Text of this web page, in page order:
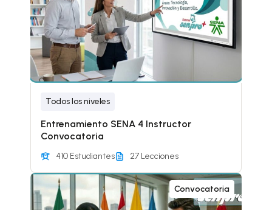
Todos los niveles
Entrenamiento SENA 4 Instructor
Convocatoria
410 Estudiantes 27 Lecciones
Convocatoria